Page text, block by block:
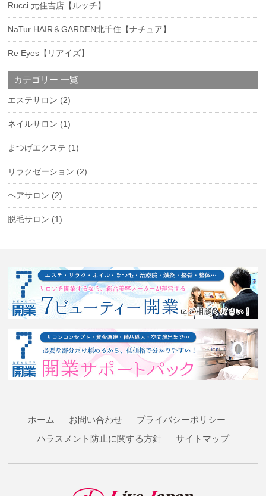
Rucci 元住吉店【ルッチ】
NaTur HAIR＆GARDEN北千住【ナチュア】
Re Eyes【リアイズ】
カテゴリー 一覧
エステサロン (2)
ネイルサロン (1)
まつげエクステ (1)
リラクゼーション (2)
ヘアサロン (2)
脱毛サロン (1)
ホーム お問い合わせ
プライバシーポリシー
ハラスメント防止に関する方針
サイトマップ